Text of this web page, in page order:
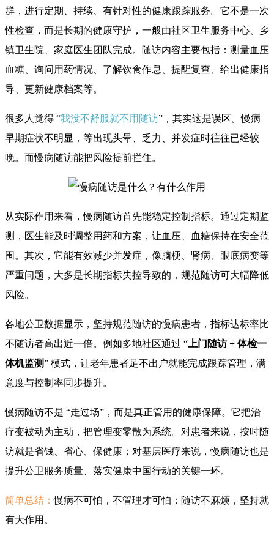
群，进行定期、持续、有针对性的健康跟踪服务。它不是一次
性检查，而是长期的健康守护，一般由社区卫生服务中心、乡
镇卫生院、家庭医生团队完成。随访内容主要包括：测量血压
血糖、询问用药情况、了解饮食作息、提醒复查、给出健康指
导、更新健康档案等。
很多人觉得 “我没不舒服就不用随访”，其实这是误区。慢病
早期症状不明显，等出现头晕、乏力、并发症时往往已经较
晚。而慢病随访能把风险提前拦住。
从实际作用来看，慢病随访首先能稳定控制指标。通过定期监
测，医生能及时调整用药和方案，让血压、血糖保持在安全范
围。其次，它能有效减少并发症，像脑梗、肾病、眼底病变等
严重问题，大多是长期指标失控导致的，规范随访可大幅降低
风险。
各地公卫数据显示，坚持规范随访的慢病患者，指标达标率比
不随访者高出近一倍。例如多地社区通过 “ 上门随访 + 体检一
体机监测” 模式，让老年患者足不出户就能完成跟踪管理，满
意度与控制率同步提升。
慢病随访不是 “走过场”，而是真正管用的健康保障。它把治
疗变被动为主动，把管理变零散为系统。对患者来说，按时随
访就是省钱、省心、保健康；对基层医疗来说，慢病随访也是
提升公卫服务质量、落实健康中国行动的关键一环。
简单总结：慢病不可怕，不管理才可怕；随访不麻烦，坚持就
有大作用。